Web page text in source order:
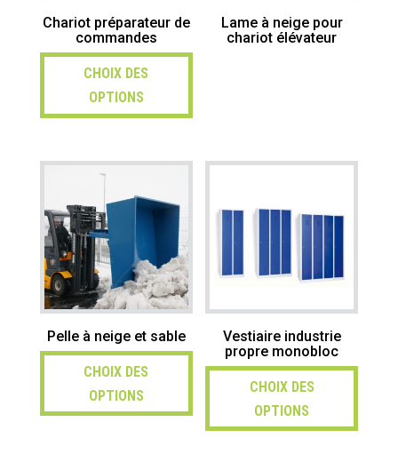
Chariot préparateur de
commandes
CHOIX DES
OPTIONS
Lame à neige pour
chariot élévateur
Pelle à neige et sable
CHOIX DES
OPTIONS
Vestiaire industrie
propre monobloc
CHOIX DES
OPTIONS